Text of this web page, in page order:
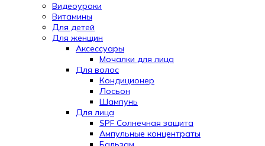
Видеоуроки
Витамины
Для детей
Для женщин
Аксессуары
Мочалки для лица
Для волос
Кондиционер
Лосьон
Шампунь
Для лица
SPF Солнечная защита
Ампульные концентраты